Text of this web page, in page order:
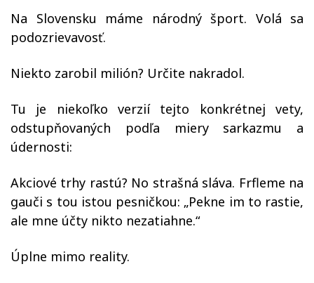
Na Slovensku máme národný šport. Volá sa
podozrievavosť.
Niekto zarobil milión? Určite nakradol.
Tu je niekoľko verzií tejto konkrétnej vety,
odstupňovaných podľa miery sarkazmu a
údernosti:
Akciové trhy rastú? No strašná sláva. Frfleme na
gauči s tou istou pesničkou: „Pekne im to rastie,
ale mne účty nikto nezatiahne.“
Úplne mimo reality.